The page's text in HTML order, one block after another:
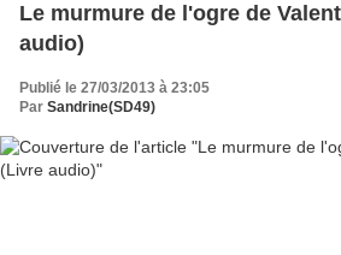
Le murmure de l'ogre de
audio)
Publié le 27/03/2013 à 23:05
Par Sandrine(SD49)